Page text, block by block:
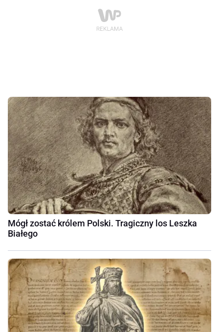
Mógł zostać królem Polski. Tragiczny los Leszka
Białego